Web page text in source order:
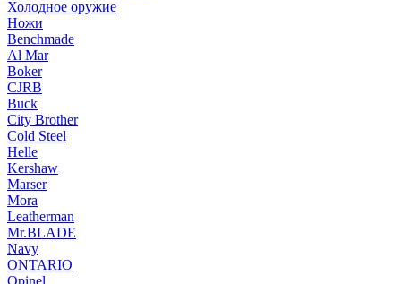
Холодное оружие
Ножи
Benchmade
Al Mar
Boker
CJRB
Buck
City Brother
Cold Steel
Helle
Kershaw
Marser
Mora
Leatherman
Mr.BLADE
Navy
ONTARIO
Opinel